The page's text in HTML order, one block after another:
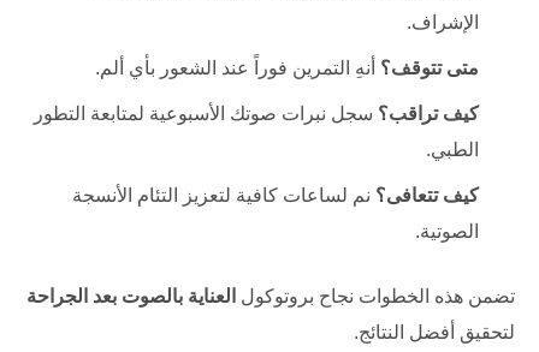
الإشراف.
متى تتوقف؟ أنهِ التمرين فوراً عند الشعور بأي ألم.
كيف تراقب؟ سجل نبرات صوتك الأسبوعية لمتابعة التطور
الطبي.
كيف تتعافى؟ نم لساعات كافية لتعزيز التئام الأنسجة
الصوتية.
تضمن هذه الخطوات نجاح بروتوكول العناية بالصوت بعد الجراحة
لتحقيق أفضل النتائج.